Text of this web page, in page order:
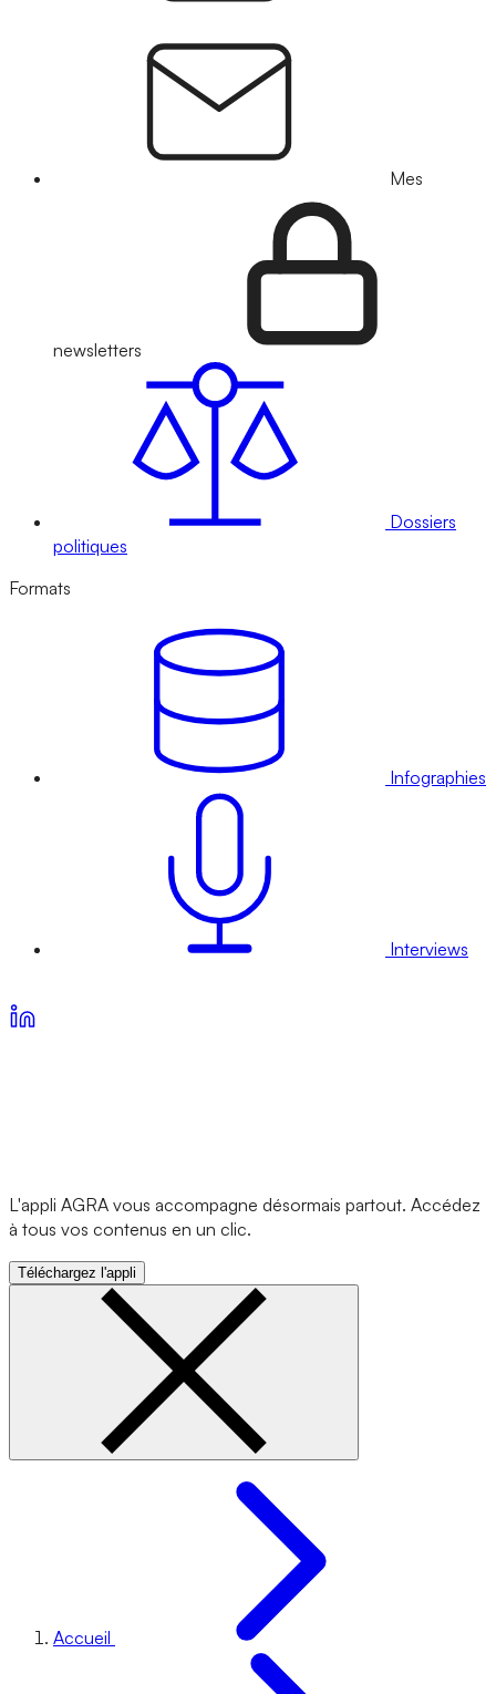
Mes
newsletters
Dossiers
politiques
Formats
Infographies
Interviews
L'appli AGRA vous accompagne désormais partout. Accédez
à tous vos contenus en un clic.
Téléchargez l'appli
Accueil